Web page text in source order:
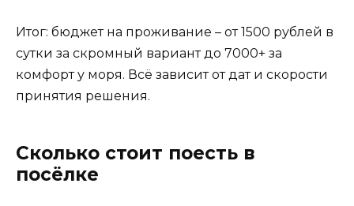
Итог: бюджет на проживание – от 1500 рублей в
сутки за скромный вариант до 7000+ за
комфорт у моря. Всё зависит от дат и скорости
принятия решения.
Сколько стоит поесть в
посёлке